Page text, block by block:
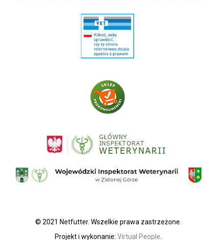
© 2021 Netfutter. Wszelkie prawa zastrzeżone.
Projekt i wykonanie:Virtual People